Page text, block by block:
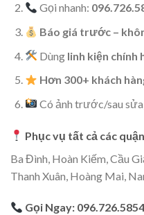
Gọi nhanh:
Báo giá trước –
Dùng linh kiện chính
Hơn 300+ khách
Có ảnh trước/sau
Phục vụ tất cả các
Ba Đình, Hoàn Kiếm, Cầu
Thanh Xuân, Hoàng Mai,
Gọi Ngay: 096.726.5854